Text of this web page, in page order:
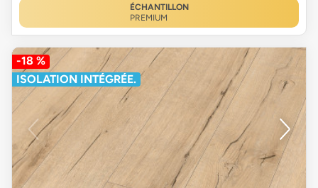
ÉCHANTILLON
PREMIUM
-18 %
ISOLATION INTÉGRÉE.